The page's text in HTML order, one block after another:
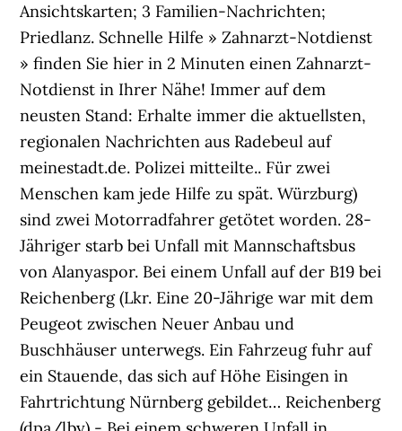
Ansichtskarten; 3 Familien-Nachrichten;
Priedlanz. Schnelle Hilfe » Zahnarzt-Notdienst
» finden Sie hier in 2 Minuten einen Zahnarzt-
Notdienst in Ihrer Nähe! Immer auf dem
neusten Stand: Erhalte immer die aktuellsten,
regionalen Nachrichten aus Radebeul auf
meinestadt.de. Polizei mitteilte.. Für zwei
Menschen kam jede Hilfe zu spät. Würzburg)
sind zwei Motorradfahrer getötet worden. 28-
Jähriger starb bei Unfall mit Mannschaftsbus
von Alanyaspor. Bei einem Unfall auf der B19 bei
Reichenberg (Lkr. Eine 20-Jährige war mit dem
Peugeot zwischen Neuer Anbau und
Buschhäuser unterwegs. Ein Fahrzeug fuhr auf
ein Stauende, das sich auf Höhe Eisingen in
Fahrtrichtung Nürnberg gebildet… Reichenberg